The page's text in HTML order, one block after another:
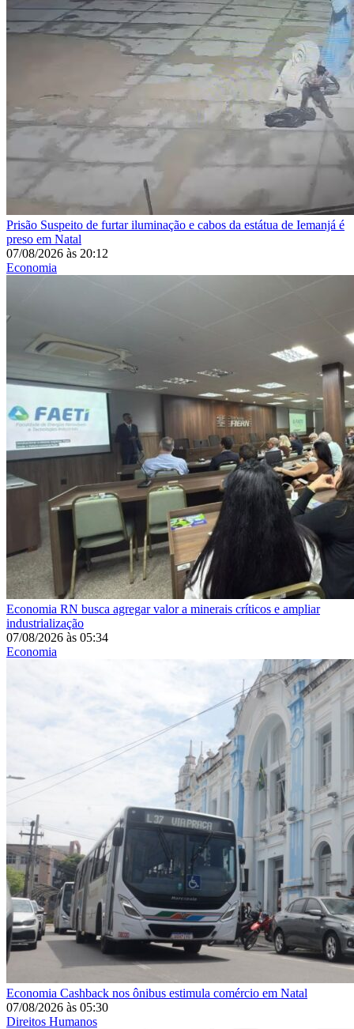
Prisão Suspeito de furtar iluminação e cabos da estátua de Iemanjá é
preso em Natal
07/08/2026 às 20:12
Economia
Economia RN busca agregar valor a minerais críticos e ampliar
industrialização
07/08/2026 às 05:34
Economia
Economia Cashback nos ônibus estimula comércio em Natal
07/08/2026 às 05:30
Direitos Humanos